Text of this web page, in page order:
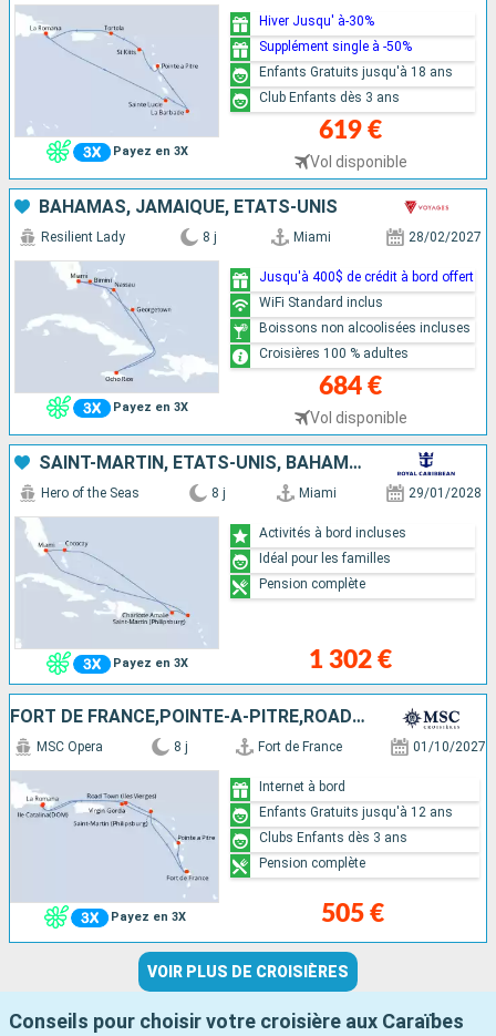
Payez en 3X
619 €
Vol disponible
Hiver Jusqu' à-30%
Supplément single à -50%
Enfants Gratuits jusqu'à 18 ans
Club Enfants dès 3 ans
BAHAMAS, JAMAÏQUE, ÉTATS-UNIS
Payez en 3X
Resilient Lady 8 j Miami 28/02/2027
684 €
Vol disponible
Jusqu'à 400$ de crédit à bord offert
WiFi Standard inclus
Boissons non alcoolisées incluses
Croisières 100 % adultes
SAINT-MARTIN, ÉTATS-UNIS, BAHAMAS
Payez en 3X
Hero of the Seas 8 j Miami 29/01/2028
1 302 €
Activités à bord incluses
Idéal pour les familles
Pension complète
FORT DE FRANCE,POINTE-A-PITRE,ROAD TOWN,LA ROMANA,CATALINA ISLAND
Payez en 3X
MSC Opera 8 j Fort de France 01/10/2027
505 €
Internet à bord
Enfants Gratuits jusqu'à 12 ans
Clubs Enfants dès 3 ans
Pension complète
VOIR PLUS DE CROISIÈRES
Conseils pour choisir votre croisière aux Caraïbes